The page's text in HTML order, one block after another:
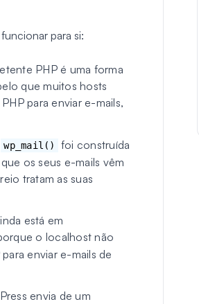
para si:
PHP é uma forma
que muitos hosts
para enviar e-mails,
wp_mail()
foi construída
os seus e-mails vêm
tratam as suas
está em
o localhost não
enviar e-mails de
envia de um